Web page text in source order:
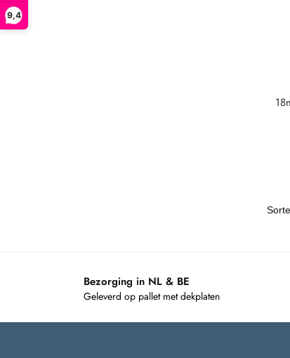
9,4
Bezorging in NL & BE
Geleverd op pallet met dekplaten